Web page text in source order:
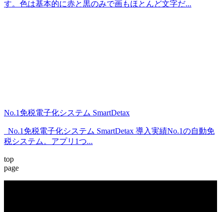
す。色は基本的に赤と黒のみで画もほとんど文字だ...
No.1免税電子化システム SmartDetax
No.1免税電子化システム SmartDetax 導入実績No.1の自動免
税システム。アプリ1つ...
top
page